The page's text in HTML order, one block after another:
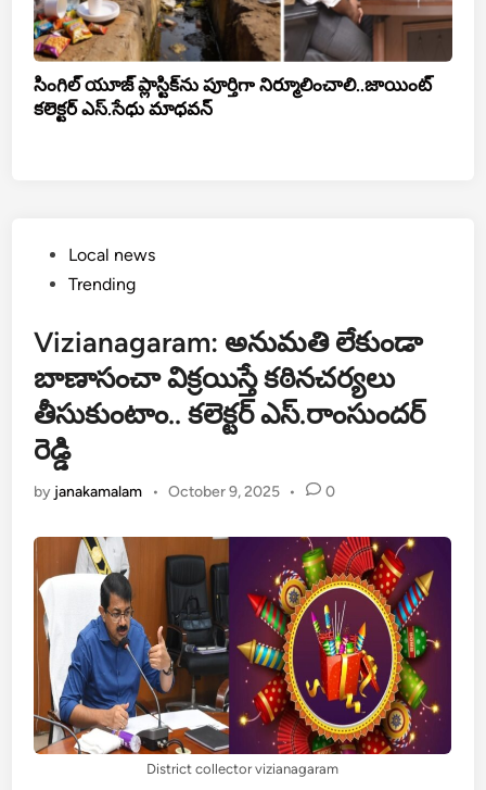
సింగిల్ యూజ్ ప్లాస్టిక్‌ను పూర్తిగా నిర్మూలించాలి..జాయింట్
క‌లెక్ట‌ర్ ఎస్‌.సేధు మాధ‌వ‌న్‌
PostedLocal news
Trending
Vizianagaram: అనుమతి లేకుండా
బాణాసంచా విక్రయిస్తే కఠినచర్యలు
తీసుకుంటాం.. కలెక్టర్ ఎస్.రాంసుందర్
రెడ్డి
by janakamalam • October 9, 2025 • 0
District collector vizianagaram